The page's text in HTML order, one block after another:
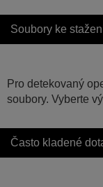
Soubory ke
Pro detekovaný
soubory. Vyberte
Často kladené